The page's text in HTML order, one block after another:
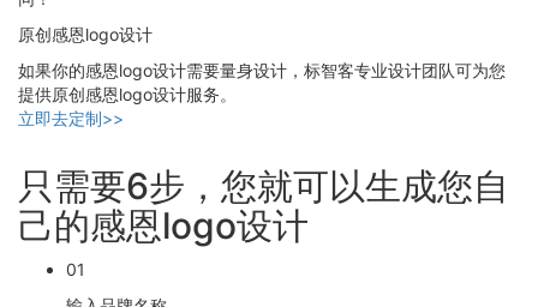
原创感恩logo设计
如果你的感恩logo设计需要量身设计，标智客专业设计团队可为您
提供原创感恩logo设计服务。
立即去定制>>
只需要6步，您就可以生成您自
己的感恩logo设计
01